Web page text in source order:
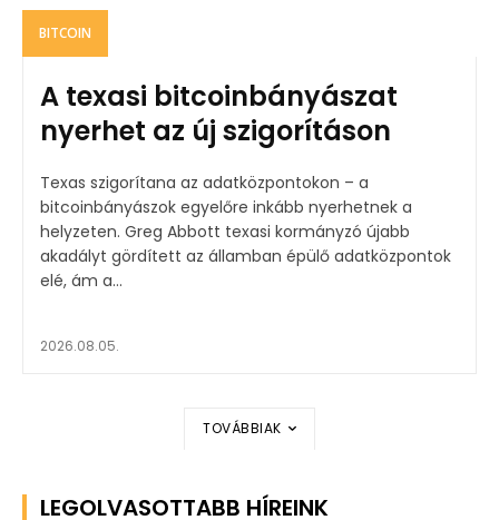
BITCOIN
A texasi bitcoinbányászat
nyerhet az új szigorításon
Texas szigorítana az adatközpontokon – a
bitcoinbányászok egyelőre inkább nyerhetnek a
helyzeten. Greg Abbott texasi kormányzó újabb
akadályt gördített az államban épülő adatközpontok
elé, ám a...
2026.08.05.
TOVÁBBIAK
LEGOLVASOTTABB HÍREINK